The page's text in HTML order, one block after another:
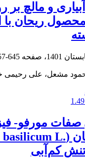
و مالچ
ریحان با
645-657
مشعل، علی رحیمی
صفات مورفو-
کم‌آبی